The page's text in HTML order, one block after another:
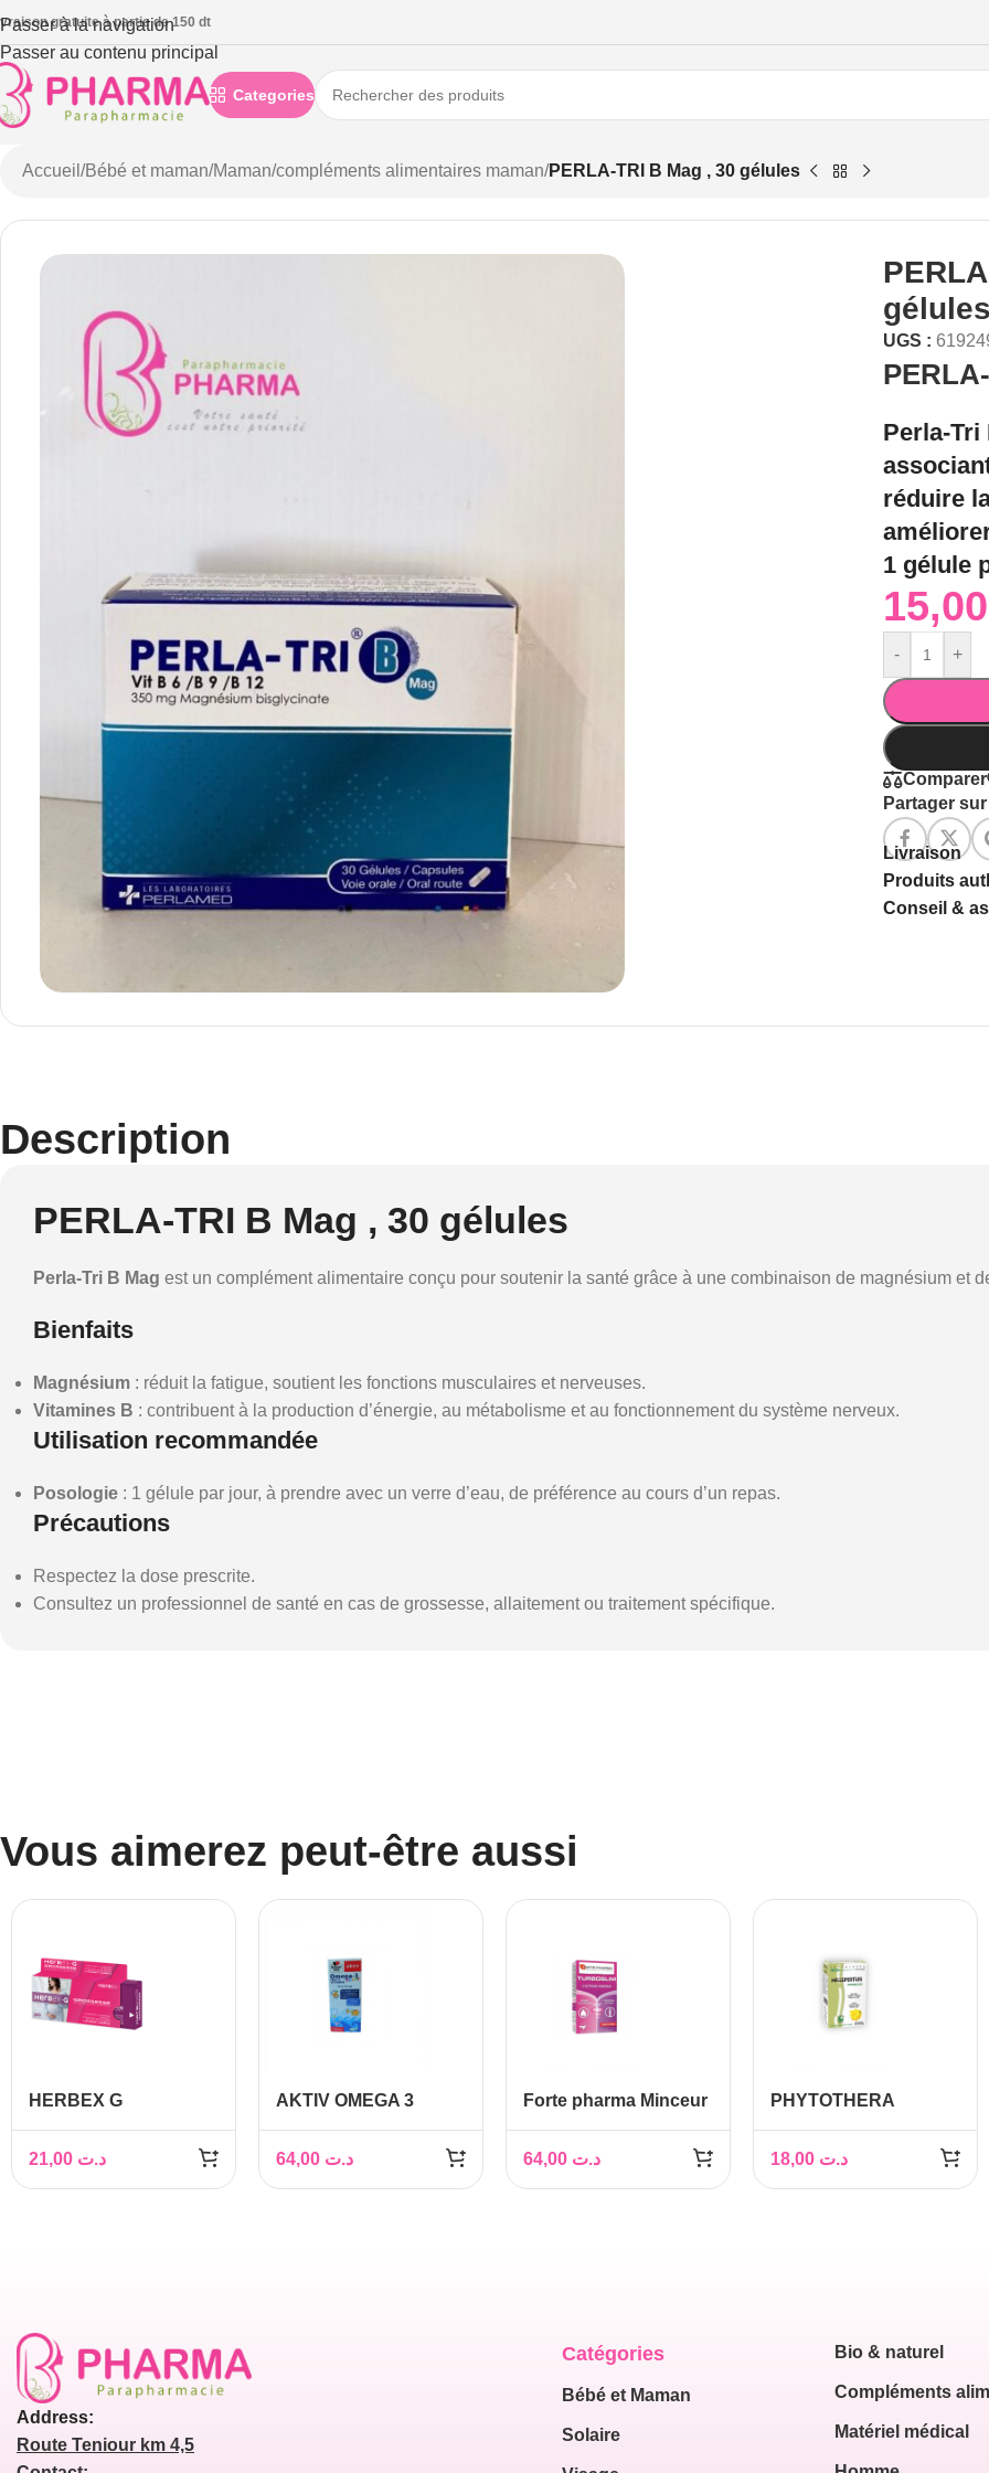
Passer à la navigation
Passer au contenu principal
gratuite à partie de 150 dt
Categories
Accueil /Bébé et maman/Maman/compléments alimentaires maman/PERLA-TRI B Mag , 30 gélules
gélules
UGS :
Perla-Tri
réduire
1 gélule
- +
Comparer
Partager sur
Livraison
Produits
Conseil &
Description
PERLA-TRI B Mag , 30 gélules
Perla-Tri B Mag est un complément alimentaire conçu pour soutenir la santé grâce à une combinaison de magnésium et
Bienfaits
Magnésium : réduit la fatigue, soutient les fonctions musculaires et nerveuses.
Vitamines B : contribuent à la production d’énergie, au métabolisme et au fonctionnement du système nerveux.
Utilisation recommandée
Posologie : 1 gélule par jour, à prendre avec un verre d’eau, de préférence au cours d’un repas.
Précautions
Respectez la dose prescrite.
Consultez un professionnel de santé en cas de grossesse, allaitement ou traitement spécifique.
Vous aimerez peut-être aussi
HERBEX G
GELULES
د.ت
AKTIV OMEGA 3
د.ت
Forte pharma Minceur
د.ت
PHYTOTHERA
د.ت
Address:
Route Teniour km 4,5
Catégories
Bébé et Maman
Solaire
Bio & naturel
Compléments
Matériel médical